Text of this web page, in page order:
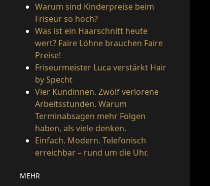
Warum sind Kinderpreise beim
Friseur so hoch?
Was ist ein Haarschnitt heute
wert? Faire Löhne brauchen Faire
Preise!
Friseurmeister Luca verstärkt Hair
by Specht
Vier Kundinnen. Zwölf verlorene
Arbeitsstunden. Warum
Terminabsagen mehr Folgen
haben, als viele denken.
Einfach. Modern. Telefonisch
erreichbar – rund um die Uhr.
MEHR